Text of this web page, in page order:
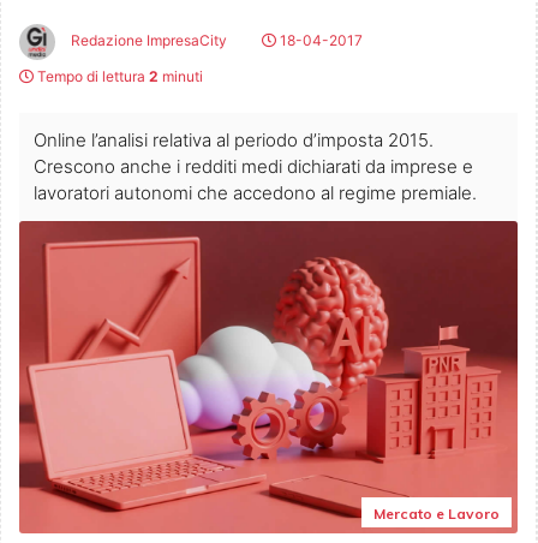
Redazione ImpresaCity
18-04-2017
Tempo di lettura 2 minuti
Online l’analisi relativa al periodo d’imposta 2015.
Crescono anche i redditi medi dichiarati da imprese e
lavoratori autonomi che accedono al regime premiale.
Mercato e Lavoro